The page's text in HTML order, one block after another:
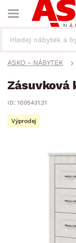
ASKO - NÁBYTEK
Zásuvková
ID: 1005431.21
Výprodej